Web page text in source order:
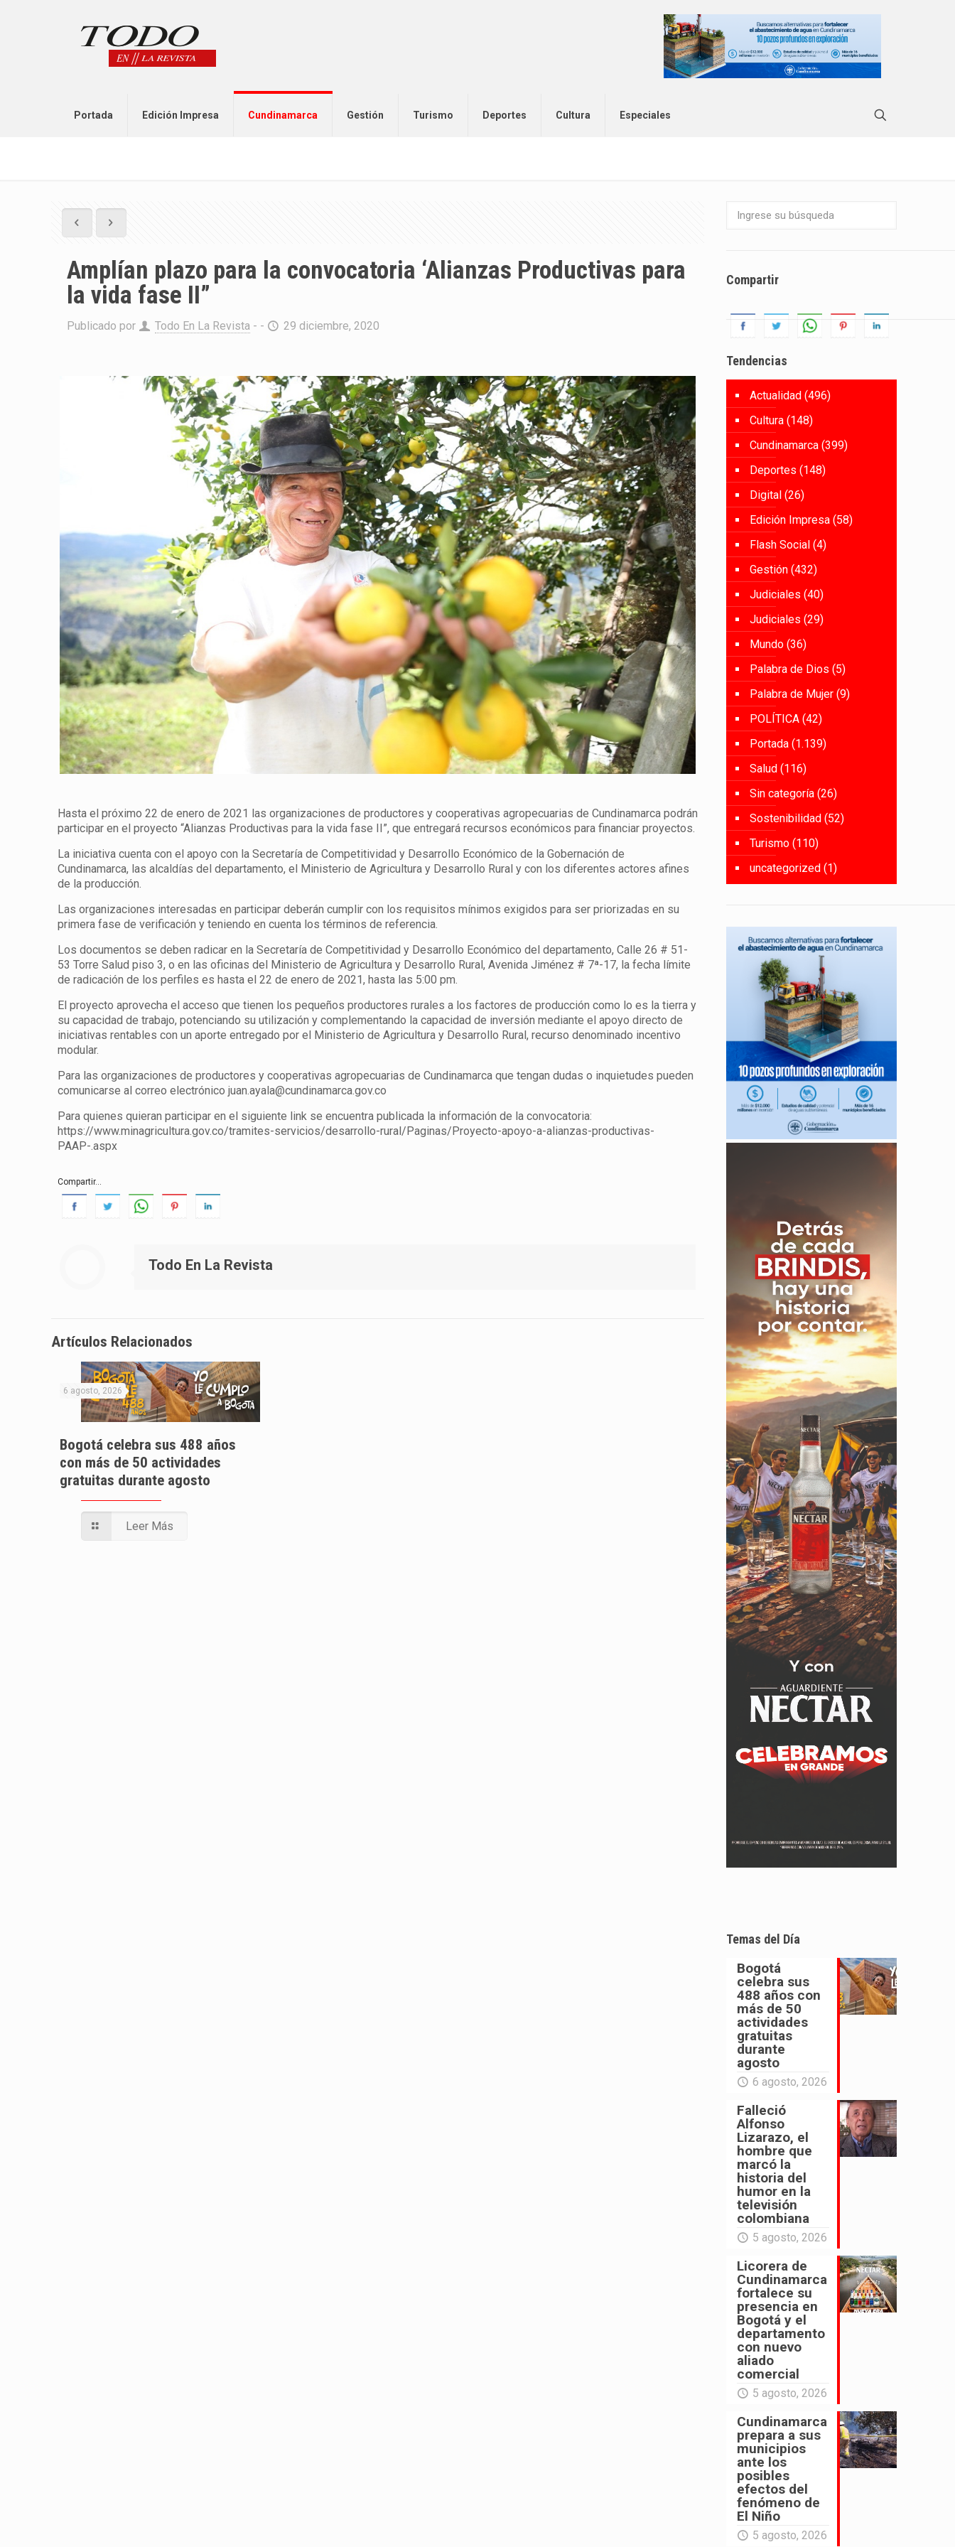
Portada Edición Impresa Cundinamarca Gestión Turismo Deportes Cultura Especiales
Amplían plazo para la convocatoria ‘Alianzas Productivas para
la vida fase II”
Publicado por Todo En La Revista - - 29 diciembre, 2020
Hasta el próximo 22 de enero de 2021 las organizaciones de productores y cooperativas agropecuarias de Cundinamarca podrán
participar en el proyecto “Alianzas Productivas para la vida fase II”, que entregará recursos económicos para financiar proyectos.
La iniciativa cuenta con el apoyo con la Secretaría de Competitividad y Desarrollo Económico de la Gobernación de
Cundinamarca, las alcaldías del departamento, el Ministerio de Agricultura y Desarrollo Rural y con los diferentes actores afines
de la producción.
Las organizaciones interesadas en participar deberán cumplir con los requisitos mínimos exigidos para ser priorizadas en su
primera fase de verificación y teniendo en cuenta los términos de referencia.
Los documentos se deben radicar en la Secretaría de Competitividad y Desarrollo Económico del departamento, Calle 26 # 51-
53 Torre Salud piso 3, o en las oficinas del Ministerio de Agricultura y Desarrollo Rural, Avenida Jiménez # 7ª-17, la fecha límite
de radicación de los perfiles es hasta el 22 de enero de 2021, hasta las 5:00 pm.
El proyecto aprovecha el acceso que tienen los pequeños productores rurales a los factores de producción como lo es la tierra y
su capacidad de trabajo, potenciando su utilización y complementando la capacidad de inversión mediante el apoyo directo de
iniciativas rentables con un aporte entregado por el Ministerio de Agricultura y Desarrollo Rural, recurso denominado incentivo
modular.
Para las organizaciones de productores y cooperativas agropecuarias de Cundinamarca que tengan dudas o inquietudes pueden
comunicarse al correo electrónico juan.ayala@cundinamarca.gov.co
Para quienes quieran participar en el siguiente link se encuentra publicada la información de la convocatoria:
https://www.minagricultura.gov.co/tramites-servicios/desarrollo-rural/Paginas/Proyecto-apoyo-a-alianzas-productivas-
PAAP-.aspx
Compartir...
Todo En La Revista
Artículos Relacionados
6 agosto, 2026
Bogotá celebra sus 488 años
con más de 50 actividades
gratuitas durante agosto
Leer Más
Compartir
Tendencias
Actualidad (496)
Cultura (148)
Cundinamarca (399)
Deportes (148)
Digital (26)
Edición Impresa (58)
Flash Social (4)
Gestión (432)
Judiciales (40)
Judiciales (29)
Mundo (36)
Palabra de Dios (5)
Palabra de Mujer (9)
POLÍTICA (42)
Portada (1.139)
Salud (116)
Sin categoría (26)
Sostenibilidad (52)
Turismo (110)
uncategorized (1)
Temas del Día
Bogotá
celebra sus
488 años con
más de 50
actividades
gratuitas
durante
agosto
6 agosto, 2026
Falleció
Alfonso
Lizarazo, el
hombre que
marcó la
historia del
humor en la
televisión
colombiana
5 agosto, 2026
Licorera de
Cundinamarca
fortalece su
presencia en
Bogotá y el
departamento
con nuevo
aliado
comercial
5 agosto, 2026
Cundinamarca
prepara a sus
municipios
ante los
posibles
efectos del
fenómeno de
El Niño
5 agosto, 2026